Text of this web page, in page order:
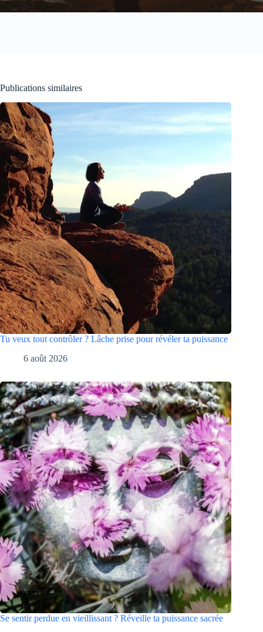
Publications similaires
Tu veux tout contrôler ? Lâche prise pour révéler ta puissance
6 août 2026
Se sentir perdue en vieillissant ? Réveille ta puissance sacrée